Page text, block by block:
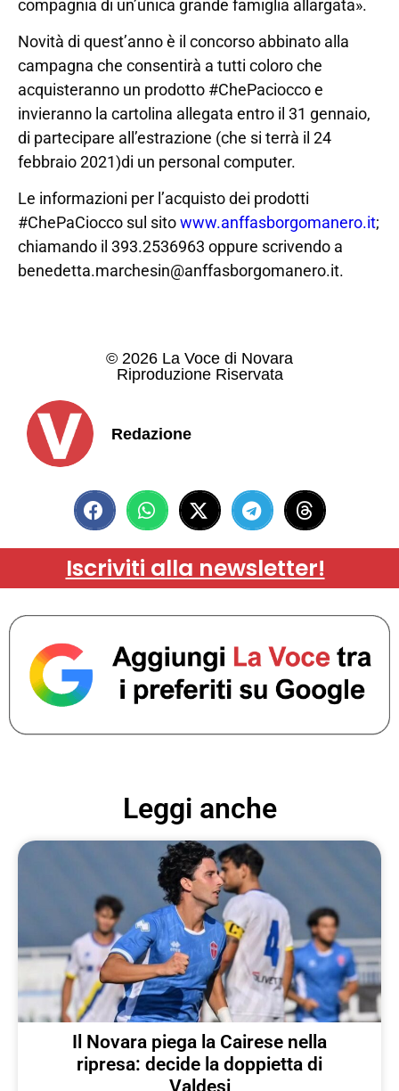
compagnia di un’unica grande famiglia allargata».
Novità di quest’anno è il concorso abbinato alla
campagna che consentirà a tutti coloro che
acquisteranno un prodotto #ChePaciocco e
invieranno la cartolina allegata entro il 31 gennaio,
di partecipare all’estrazione (che si terrà il 24
febbraio 2021)di un personal computer.
Le informazioni per l’acquisto dei prodotti
#ChePaCiocco sul sitowww.anffasborgomanero.it;
chiamando il 393.2536963 oppure scrivendo a
benedetta.marchesin@anffasborgomanero.it.
© 2026 La Voce di Novara
Riproduzione Riservata
Redazione
Iscriviti alla newsletter!
Leggi anche
Il Novara piega la Cairese nella
ripresa: decide la doppietta di
Valdesi